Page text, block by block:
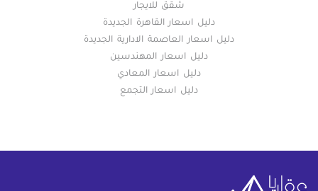
شقق للايجار
دليل اسعار القاهرة الجديدة
دليل اسعار العاصمة الادارية الجديدة
دليل اسعار المهندسين
دليل اسعار المعادي
دليل اسعار التجمع